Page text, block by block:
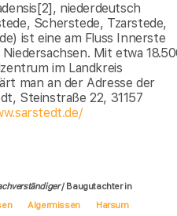
niederdeutsch
Scherstede, Tzarstede,
ist eine am Fluss Innerste
Mit etwa
im Landkreis
man an der Adresse der
Steinstraße 22, 31157
/ Baugutachter in
Algermissen Harsum